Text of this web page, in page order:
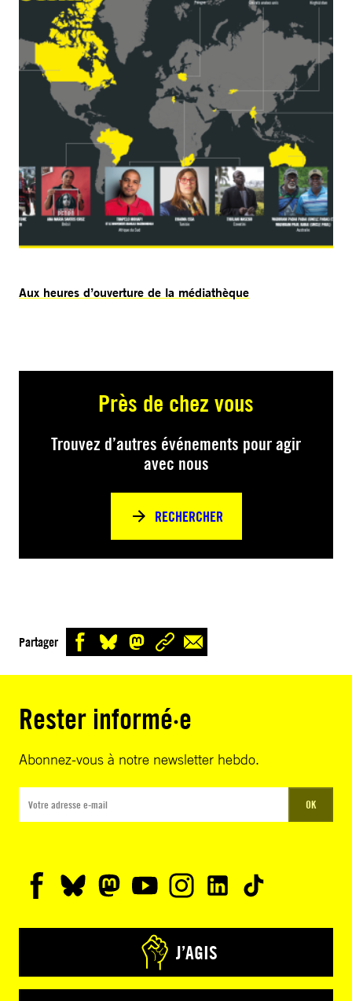
Aux heures d’ouverture de la médiathèque
Près de chez vous
Trouvez d’autres événements pour agir
avec nous
RECHERCHER
Partager
Rester informé·e
Abonnez-vous à notre newsletter hebdo.
OK
J’AGIS